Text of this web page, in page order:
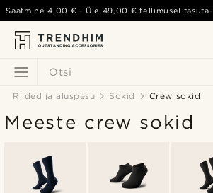
Otsi
Saatmine4,00 € - Üle 49,00 € tellimusel
Riided ja aluspesu Sokid Crew sokid
Meeste crew sokid